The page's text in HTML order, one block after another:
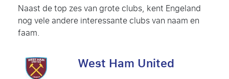
Naast de top zes van grote clubs, kent Engeland
nog vele andere interessante clubs van naam en
faam.
West Ham United